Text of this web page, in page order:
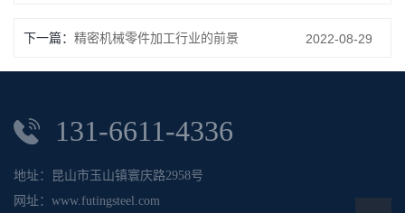
下一篇： 精密机械零件加工行业的前景 2022-08-29
131-6611-4336
地址：昆山市玉山镇寰庆路2958号
网址：www.futingsteel.com